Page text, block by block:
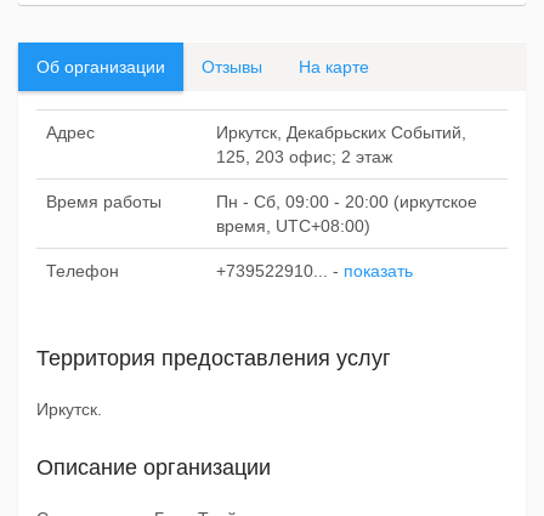
Об организации Отзывы На карте
Адрес
Иркутск, Декабрьских Событий,
125, 203 офис; 2 этаж
Время работы
Пн - Сб, 09:00 - 20:00 (иркутское
время, UTC+08:00)
Телефон +739522910... - показать
Территория предоставления услуг
Иркутск.
Описание организации